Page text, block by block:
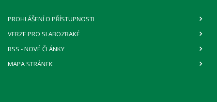
PROHLÁŠENÍ O PŘÍSTUPNOSTI
VERZE PRO SLABOZRAKÉ
RSS - NOVÉ ČLÁNKY
MAPA STRÁNEK